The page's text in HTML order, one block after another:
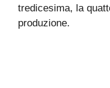
tredicesima, la
produzione.